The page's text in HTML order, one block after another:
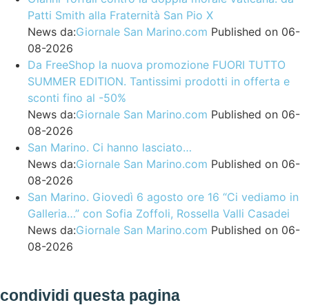
Patti Smith alla Fraternità San Pio X
News da:Giornale San Marino.com Published on 06-
08-2026
Da FreeShop la nuova promozione FUORI TUTTO
SUMMER EDITION. Tantissimi prodotti in offerta e
sconti fino al -50%
News da:Giornale San Marino.com Published on 06-
08-2026
San Marino. Ci hanno lasciato…
News da:Giornale San Marino.com Published on 06-
08-2026
San Marino. Giovedì 6 agosto ore 16 “Ci vediamo in
Galleria…” con Sofia Zoffoli, Rossella Valli Casadei
News da:Giornale San Marino.com Published on 06-
08-2026
condividi questa pagina